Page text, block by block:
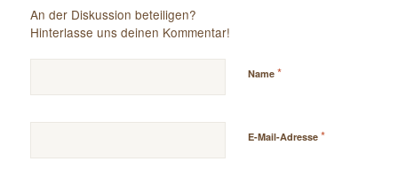
An der Diskussion beteiligen?
Hinterlasse uns deinen Kommentar!
Name *
E-Mail-Adresse *